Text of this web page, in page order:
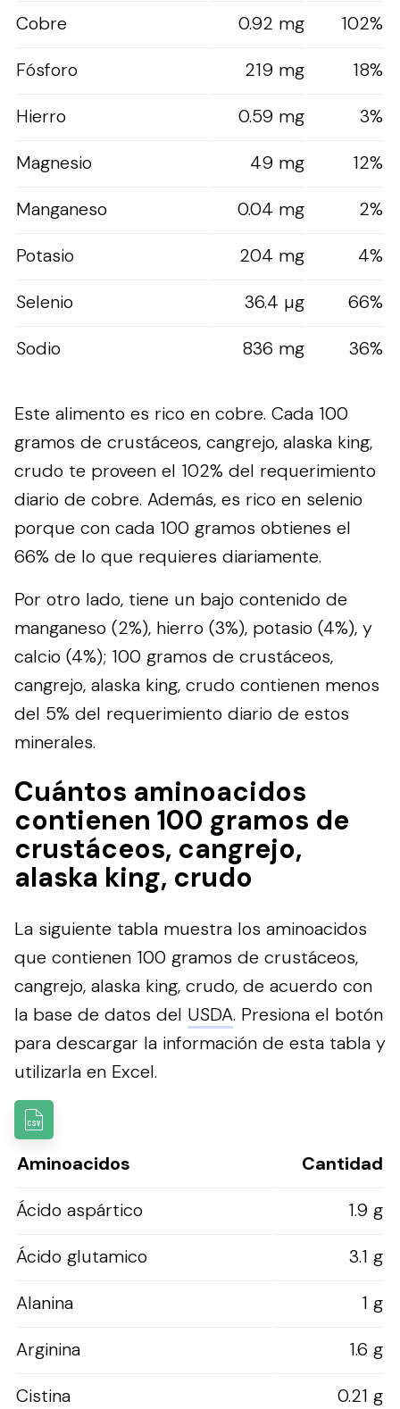
Cobre 0.92 mg
102%
Fósforo
219 mg
18%
Hierro
0.59 mg
3%
Magnesio
49 mg
12%
Manganeso
0.04 mg
2%
Potasio
204 mg
4%
Selenio
36.4 µg
66%
Sodio
836 mg 36%
Este alimento es rico en cobre. Cada 100
gramos de crustáceos, cangrejo, alaska king,
crudo te proveen el 102% del requerimiento
diario de cobre. Además, es rico en selenio
porque con cada 100 gramos obtienes el
66% de lo que requieres diariamente.
Por otro lado, tiene un bajo contenido de
manganeso (2%), hierro (3%), potasio (4%), y
calcio (4%); 100 gramos de crustáceos,
cangrejo, alaska king, crudo contienen menos
del 5% del requerimiento diario de estos
minerales.
Cuántos aminoacidos
contienen 100 gramos de
crustáceos, cangrejo,
alaska king, crudo
La siguiente tabla muestra los aminoacidos
que contienen 100 gramos de crustáceos,
cangrejo, alaska king, crudo, de acuerdo con
la base de datos del USDA. Presiona el botón
para descargar la información de esta tabla y
utilizarla en Excel.
Aminoacidos
Cantidad
Ácido aspártico
1.9 g
Ácido glutamico
3.1 g
Alanina
1 g
Arginina
1.6 g
Cistina
0.21 g